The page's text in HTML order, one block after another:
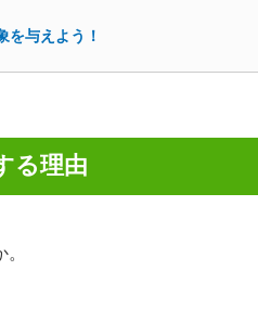
を与えよう！
る理由